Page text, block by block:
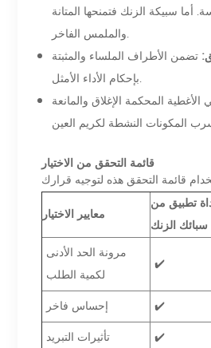
أما سبيكة الزنك فتمنحها المتانة
والملمس الفاخر.
تضمن الأطراف الملساء والمثبتة
بإحكام الأداء الأمثل.
الأغطية المحكمة الإغلاق والمانعة
قائمة التحقق من الاختيار
معايير الاختيار
تطبيق من
سبائك الزنك
مرونة الحد الأدنى
لكمية الطلب
✔️
إحساس فاخر ✔️
تأثيرات التبريد
✔️